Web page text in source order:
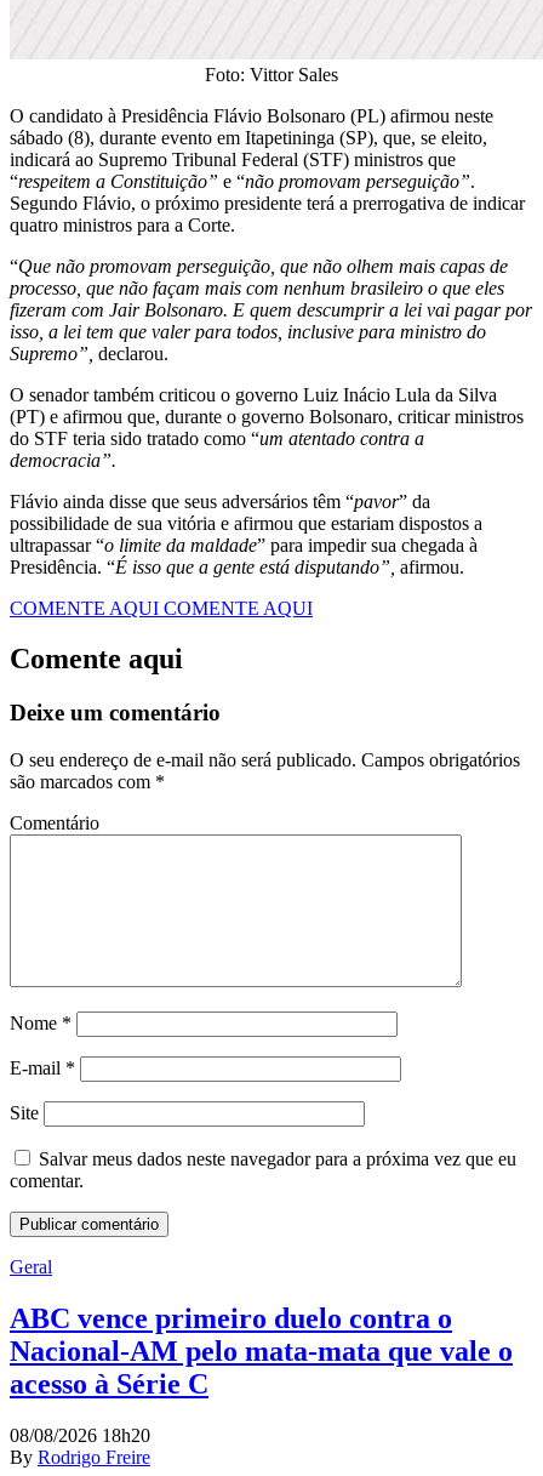
Foto: Vittor Sales
O candidato à Presidência Flávio Bolsonaro (PL) afirmou neste
sábado (8), durante evento em Itapetininga (SP), que, se eleito,
indicará ao Supremo Tribunal Federal (STF) ministros que
“respeitem a Constituição” e “não promovam perseguição”.
Segundo Flávio, o próximo presidente terá a prerrogativa de indicar
quatro ministros para a Corte.
“Que não promovam perseguição, que não olhem mais capas de
processo, que não façam mais com nenhum brasileiro o que eles
fizeram com Jair Bolsonaro. E quem descumprir a lei vai pagar por
isso, a lei tem que valer para todos, inclusive para ministro do
Supremo”, declarou.
O senador também criticou o governo Luiz Inácio Lula da Silva
(PT) e afirmou que, durante o governo Bolsonaro, criticar ministros
do STF teria sido tratado como “um atentado contra a
democracia”.
Flávio ainda disse que seus adversários têm “pavor” da
possibilidade de sua vitória e afirmou que estariam dispostos a
ultrapassar “o limite da maldade” para impedir sua chegada à
Presidência. “É isso que a gente está disputando”, afirmou.
COMENTE AQUI COMENTE AQUI
Comente aqui
Deixe um comentário
O seu endereço de e-mail não será publicado. Campos obrigatórios
são marcados com *
Comentário
Nome *
E-mail *
Site
Salvar meus dados neste navegador para a próxima vez que eu
comentar.
Geral
ABC vence primeiro duelo contra o
Nacional-AM pelo mata-mata que vale o
acesso à Série C
08/08/2026 18h20
By Rodrigo Freire